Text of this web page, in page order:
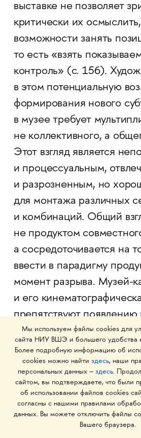
выставке не позволяет
критически их
возможности занять
то есть «взять
контроль» (с. 156).
в этом потенциальную
формирования нового
в музее требует
не коллективного, а
Этот взгляд является
и процессуальным,
и разрозненным, но
для монтажа различных
и комбинаций. Общий
не продуктом
а сосредоточивается на
ввести в парадигму
момент разрыва. М­­узей-
и его
препятствуют
мультиплицированного
делая видимыми
и недостаточность этого
одновременно
к нему» (с. 158).
Неослабевающий
Мы используем файлы cookies для
сайта НИУ ВШЭ и большего удобства
Более подробную информацию об
cookies можно найти здесь, наши
персональных данных – здесь.
сайтом, вы подтверждаете, что были
об использовании файлов cookies
согласны с нашими правилами
данных. Вы можете отключить файлы
Вашего браузера.